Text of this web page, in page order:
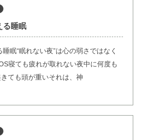
る睡眠
眠⁡“眠れない夜”は心の弱さではなく
寝ても疲れが取れない夜中に何度も
ても頭が重い⁡それは、神